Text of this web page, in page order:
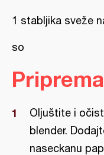
1 stabljika sveže
so
Priprema
Oljuštite i
blender.
naseckanu